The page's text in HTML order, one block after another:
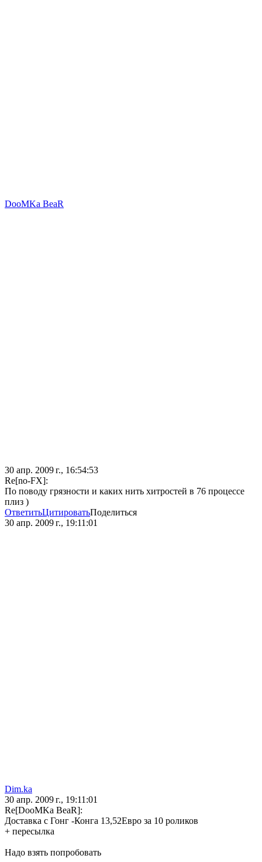
DooMKa BeaR
30 апр. 2009 г., 16:54:53
Re[no-FX]:
По поводу грязности и каких нить хитростей в 76 процессе
плиз )
ОтветитьЦитироватьПоделиться
30 апр. 2009 г., 19:11:01
Dim.ka
30 апр. 2009 г., 19:11:01
Re[DooMKa BeaR]:
Доставка с Гонг -Конга 13,52Евро за 10 роликов
+ пересылка
Надо взять попробовать